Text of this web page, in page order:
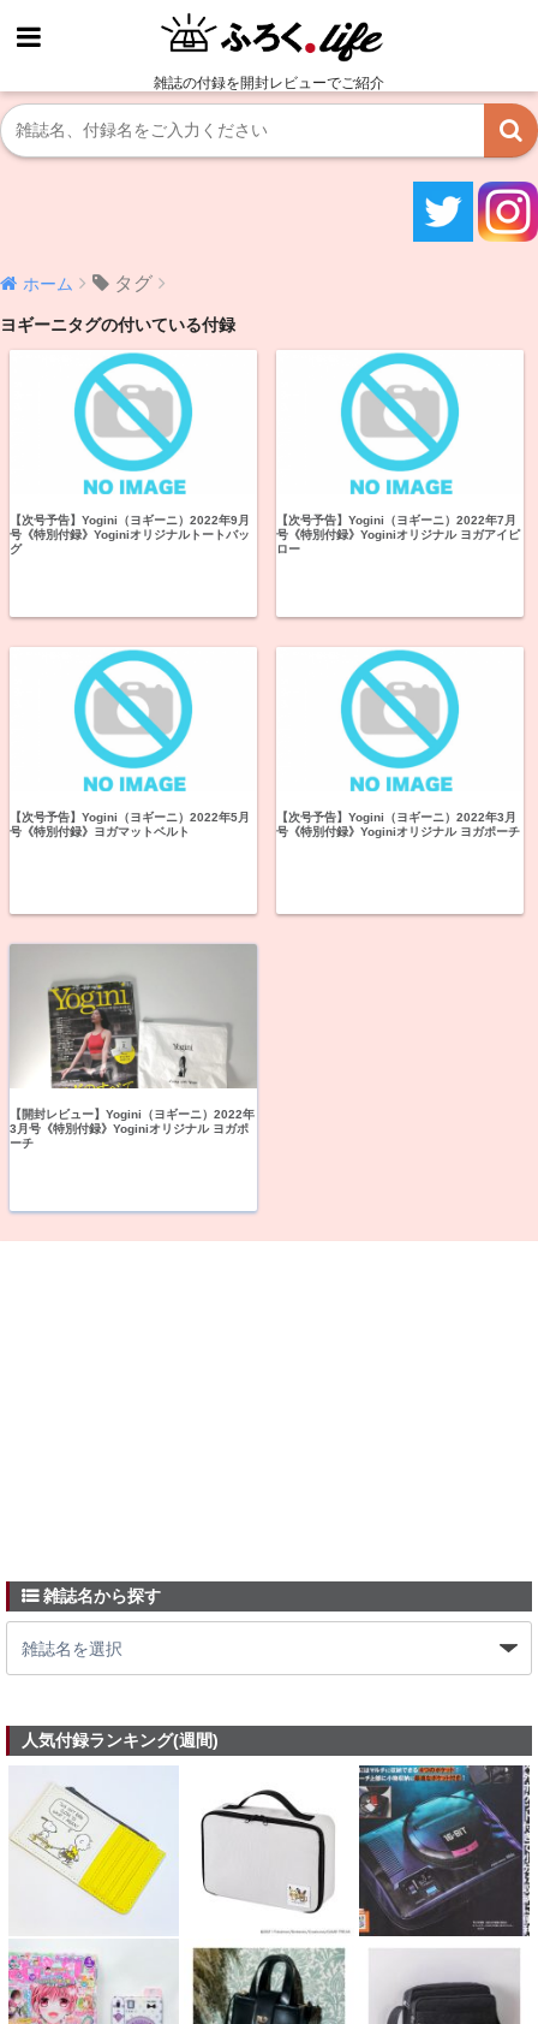
雑誌の付録を開封レビューでご紹介
ホーム タグ
ヨギーニタグの付いている付録
【次号予告】Yogini（ヨギーニ）2022年9月
号《特別付録》Yoginiオリジナルトートバッ
グ
【次号予告】Yogini（ヨギーニ）2022年7月
号《特別付録》Yoginiオリジナル ヨガアイピ
ロー
【次号予告】Yogini（ヨギーニ）2022年5月
号《特別付録》ヨガマットベルト
【次号予告】Yogini（ヨギーニ）2022年3月
号《特別付録》Yoginiオリジナル ヨガポーチ
【開封レビュー】Yogini（ヨギーニ）2022年
3月号《特別付録》Yoginiオリジナル ヨガポ
ーチ
雑誌名から探す
人気付録ランキング(週間)